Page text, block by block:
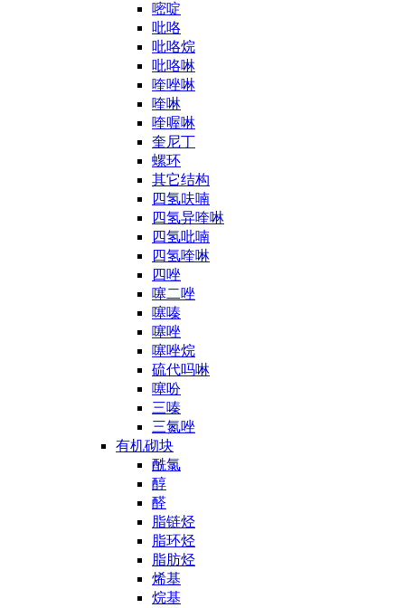
嘧啶
吡咯
吡咯烷
吡咯啉
喹唑啉
喹啉
喹喔啉
奎尼丁
螺环
其它结构
四氢呋喃
四氢异喹啉
四氢吡喃
四氢喹啉
四唑
噻二唑
噻嗪
噻唑
噻唑烷
硫代吗啉
噻吩
三嗪
三氮唑
有机砌块
酰氯
醇
醛
脂链烃
脂环烃
脂肪烃
烯基
烷基